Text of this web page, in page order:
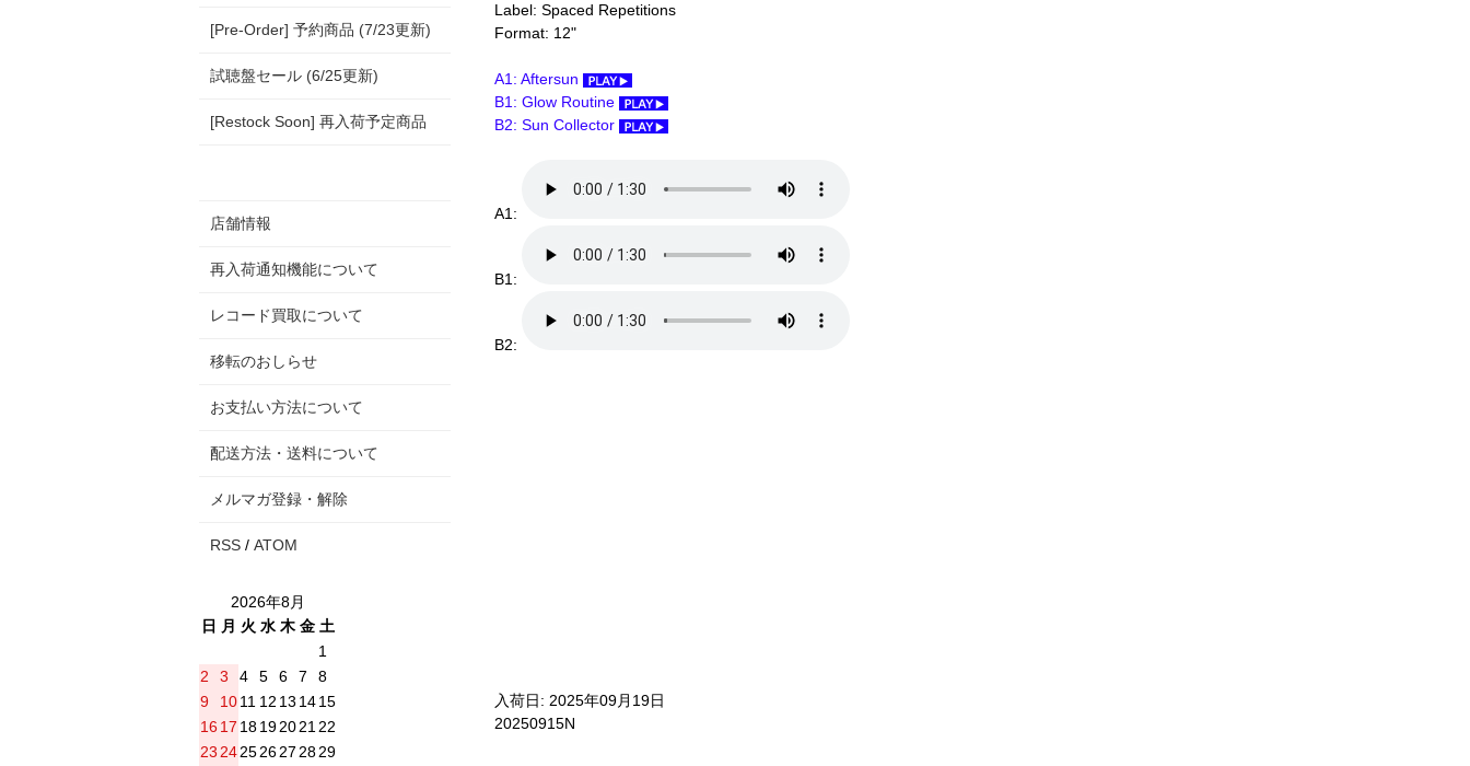
Label: Spaced Repetitions
Format: 12"
A1: Aftersun
B1: Glow Routine
B2: Sun Collector
A1:
B1:
B2:
入荷日: 2025年09月19日
20250915N
[Pre-Order] 予約商品 (7/23更新)
試聴盤セール (6/25更新)
[Restock Soon] 再入荷予定商品
店舗情報
再入荷通知機能について
レコード買取について
移転のおしらせ
お支払い方法について
配送方法・送料について
メルマガ登録・解除
RSS / ATOM
2026年8月
日
月 火 水 木 金 土
1
2
3 4 5 6 7
8
9
1011 12 13 1415
16 17 18192021 22
23 24252627 2829